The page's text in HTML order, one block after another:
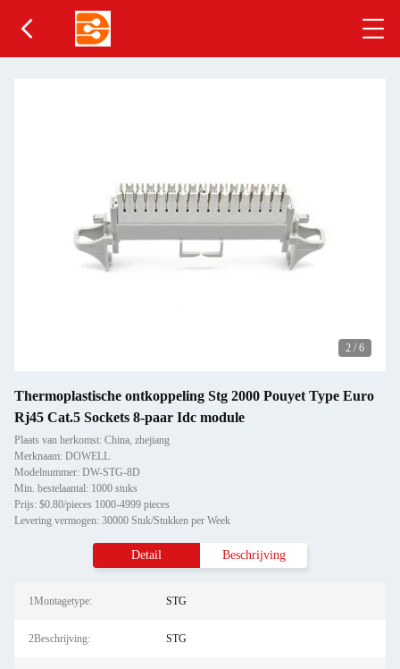
2 / 6
Thermoplastische ontkoppeling Stg 2000 Pouyet Type Euro
Rj45 Cat.5 Sockets 8-paar Idc module
Plaats van herkomst: China, zhejiang
Merknaam: DOWELL
Modelnummer: DW-STG-8D
Min. bestelaantal: 1000 stuks
Prijs: $0.80/pieces 1000-4999 pieces
Levering vermogen: 30000 Stuk/Stukken per Week
Detail Beschrijving
1Montagetype: STG
2Beschrijving: STG